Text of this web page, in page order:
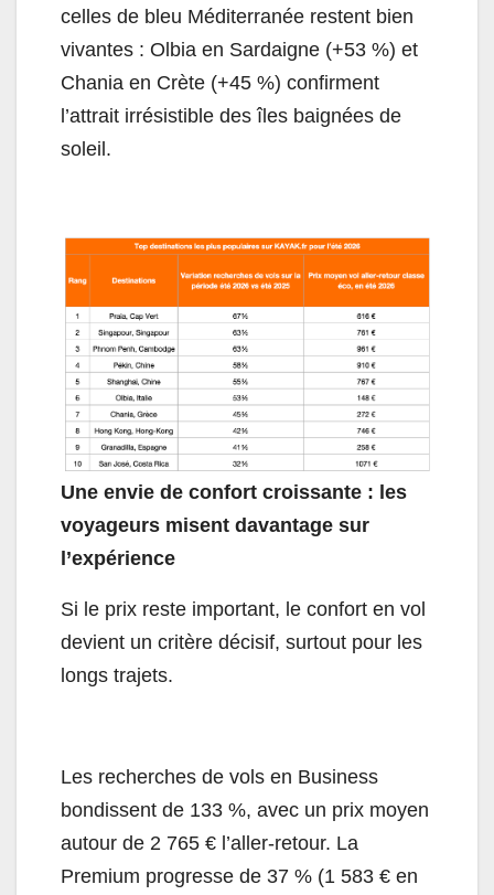
celles de bleu Méditerranée restent bien
vivantes : Olbia en Sardaigne (+53 %) et
Chania en Crète (+45 %) confirment
l’attrait irrésistible des îles baignées de
soleil.
Une envie de confort croissante : les
voyageurs misent davantage sur
l’expérience
Si le prix reste important, le confort en vol
devient un critère décisif, surtout pour les
longs trajets.
Les recherches de vols en Business
bondissent de 133 %, avec un prix moyen
autour de 2 765 € l’aller-retour. La
Premium progresse de 37 % (1 583 € en